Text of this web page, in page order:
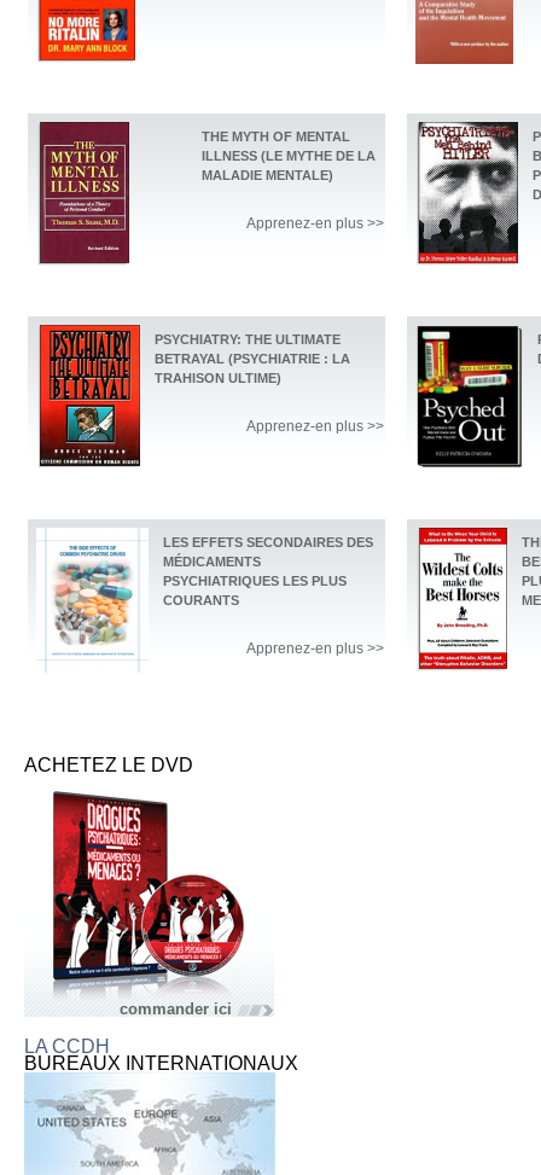
ACHETEZ LE DVD
commander ici
LA CCDH
BUREAUX INTERNATIONAUX
THE MYTH OF MENTAL
ILLNESS (LE MYTHE DE LA
MALADIE MENTALE)
Apprenez-en plus >>
PSYCHIATRY: THE ULTIMATE
BETRAYAL (PSYCHIATRIE : LA
TRAHISON ULTIME)
Apprenez-en plus >>
LES EFFETS SECONDAIRES DES
MÉDICAMENTS
PSYCHIATRIQUES LES PLUS
COURANTS
Apprenez-en plus >>